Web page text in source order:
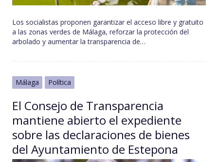
Los socialistas proponen garantizar el acceso libre y gratuito
a las zonas verdes de Málaga, reforzar la protección del
arbolado y aumentar la transparencia de…
Málaga Política
El Consejo de Transparencia
mantiene abierto el expediente
sobre las declaraciones de bienes
del Ayuntamiento de Estepona